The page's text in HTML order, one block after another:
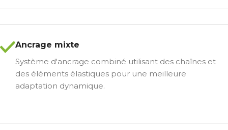
Ancrage mixte
Système d'ancrage combiné utilisant des chaînes et
des éléments élastiques pour une meilleure
adaptation dynamique.